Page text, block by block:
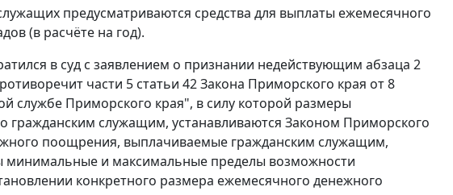
предусматриваются средства для выплаты ежемесячного
(в расчёте на год).
в суд с заявлением о признании недействующим абзаца 2
части 5 статьи 42Закона Приморского края от 8
службе Приморского края", в силу которой размеры
служащим, устанавливаются Законом Приморского
поощрения, выплачиваемые гражданским служащим,
минимальные и максимальные пределы возможности
конкретного размера ежемесячного денежного